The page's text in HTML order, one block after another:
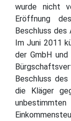
wurde nicht
Eröffnung
Beschluss des
Im Juni 2011
der GmbH
Beschluss
die Kläger